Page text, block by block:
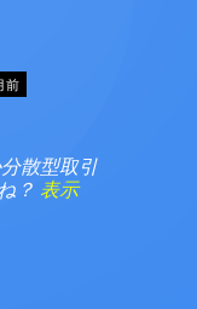
前
散型取引
？ 表示